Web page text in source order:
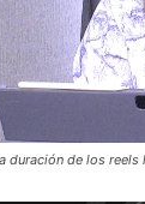
duración de los